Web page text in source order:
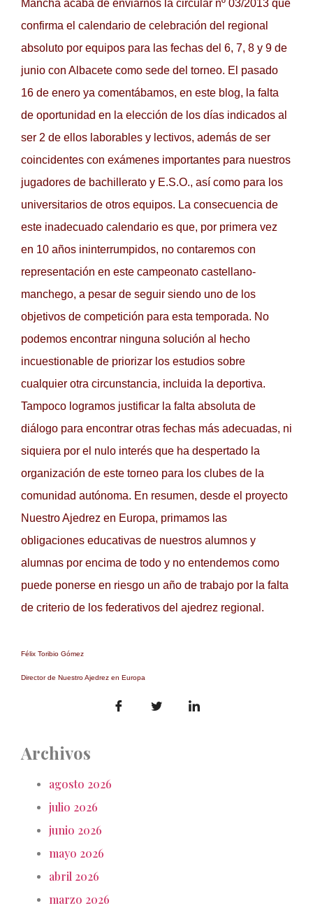
Mancha acaba de enviarnos la circular nº 03/2013 que
confirma el calendario de celebración del regional
absoluto por equipos para las fechas del 6, 7, 8 y 9 de
junio con Albacete como sede del torneo. El pasado
16 de enero ya comentábamos, en este blog, la falta
de oportunidad en la elección de los días indicados al
ser 2 de ellos laborables y lectivos, además de ser
coincidentes con exámenes importantes para nuestros
jugadores de bachillerato y E.S.O., así como para los
universitarios de otros equipos. La consecuencia de
este inadecuado calendario es que, por primera vez
en 10 años ininterrumpidos, no contaremos con
representación en este campeonato castellano-
manchego, a pesar de seguir siendo uno de los
objetivos de competición para esta temporada. No
podemos encontrar ninguna solución al hecho
incuestionable de priorizar los estudios sobre
cualquier otra circunstancia, incluida la deportiva.
Tampoco logramos justificar la falta absoluta de
diálogo para encontrar otras fechas más adecuadas, ni
siquiera por el nulo interés que ha despertado la
organización de este torneo para los clubes de la
comunidad autónoma. En resumen, desde el proyecto
Nuestro Ajedrez en Europa, primamos las
obligaciones educativas de nuestros alumnos y
alumnas por encima de todo y no entendemos como
puede ponerse en riesgo un año de trabajo por la falta
de criterio de los federativos del ajedrez regional.
Félix Toribio Gómez
Director de Nuestro Ajedrez en Europa
Archivos
agosto 2026
julio 2026
junio 2026
mayo 2026
abril 2026
marzo 2026